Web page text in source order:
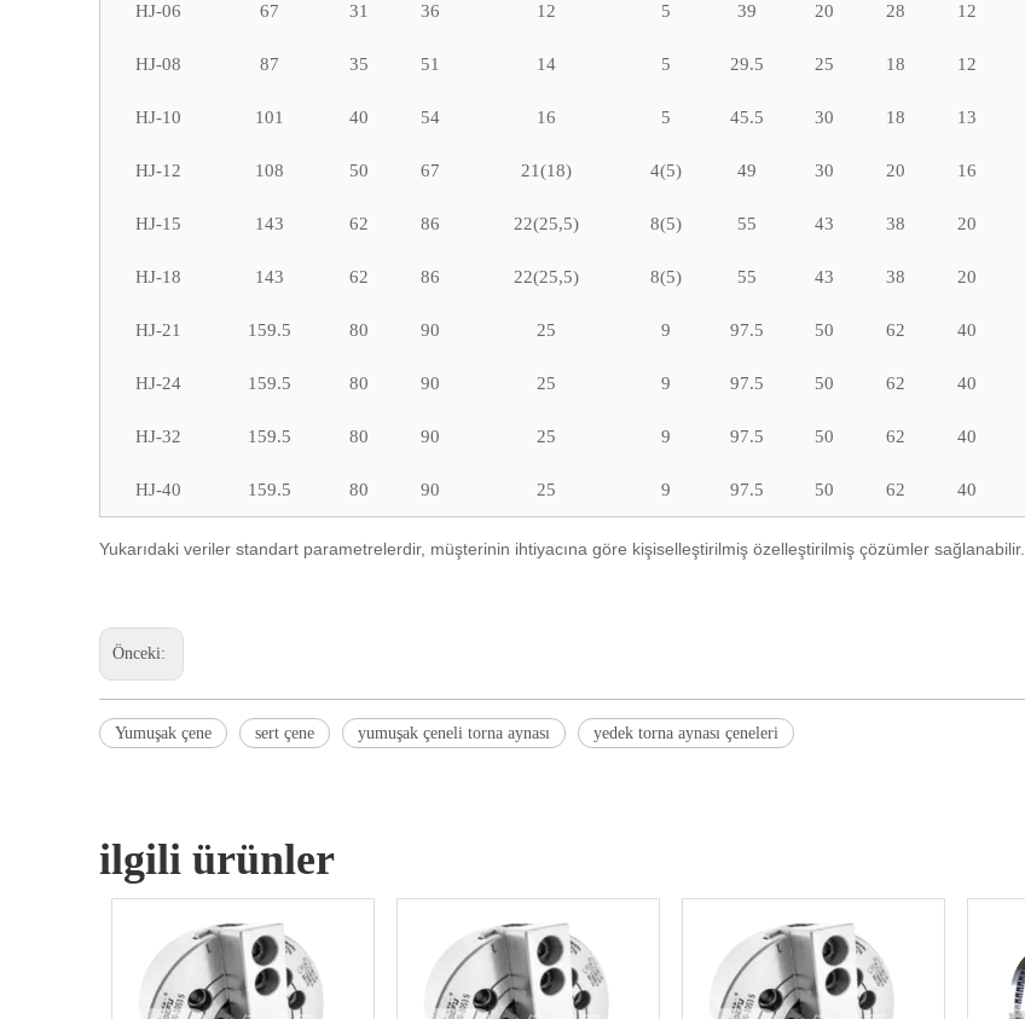
HJ-06 67 31 36 12 5 39 20 28 12
HJ-08 87 35 51 14 5 29.5 25 18 12
HJ-10 101 40 54 16 5 45.5 30 18 13
HJ-12 108 50 67 21(18) 4(5) 49 30 20 16
HJ-15 143 62 86 22(25,5) 8(5) 55 43 38 20
HJ-18 143 62 86 22(25,5) 8(5) 55 43 38 20
HJ-21 159.5 80 90 25 9 97.5 50 62 40
HJ-24 159.5 80 90 25 9 97.5 50 62 40
HJ-32 159.5 80 90 25 9 97.5 50 62 40
HJ-40 159.5 80 90 25 9 97.5 50 62 40
Yukarıdaki veriler standart parametrelerdir, müşterinin ihtiyacına göre kişiselleştirilmiş özelleştirilmiş çözümler sağlanabilir.
Önceki:
Yumuşak çene sert çene yumuşak çeneli torna aynası yedek torna aynası çeneleri
ilgili ürünler